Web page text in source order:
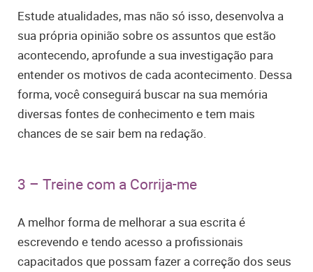
Estude atualidades, mas não só isso, desenvolva a
sua própria opinião sobre os assuntos que estão
acontecendo, aprofunde a sua investigação para
entender os motivos de cada acontecimento. Dessa
forma, você conseguirá buscar na sua memória
diversas fontes de conhecimento e tem mais
chances de se sair bem na redação.
3 – Treine com a Corrija-me
A melhor forma de melhorar a sua escrita é
escrevendo e tendo acesso a profissionais
capacitados que possam fazer a correção dos seus